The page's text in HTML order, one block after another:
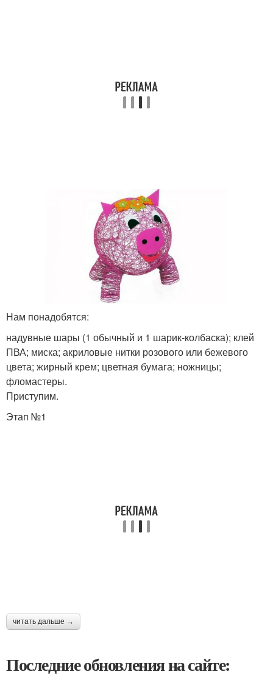
Нам понадобятся:
надувные шары (1 обычный и 1 шарик-колбаска); клей
ПВА; миска; акриловые нитки розового или бежевого
цвета; жирный крем; цветная бумага; ножницы;
фломастеры.
Приступим.
Этап №1
читать дальше →
Последние обновления на сайте: